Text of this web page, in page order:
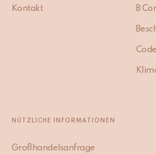
Kontakt B
NÜTZLICHE INFORMATIONEN
Großhandelsanfrage